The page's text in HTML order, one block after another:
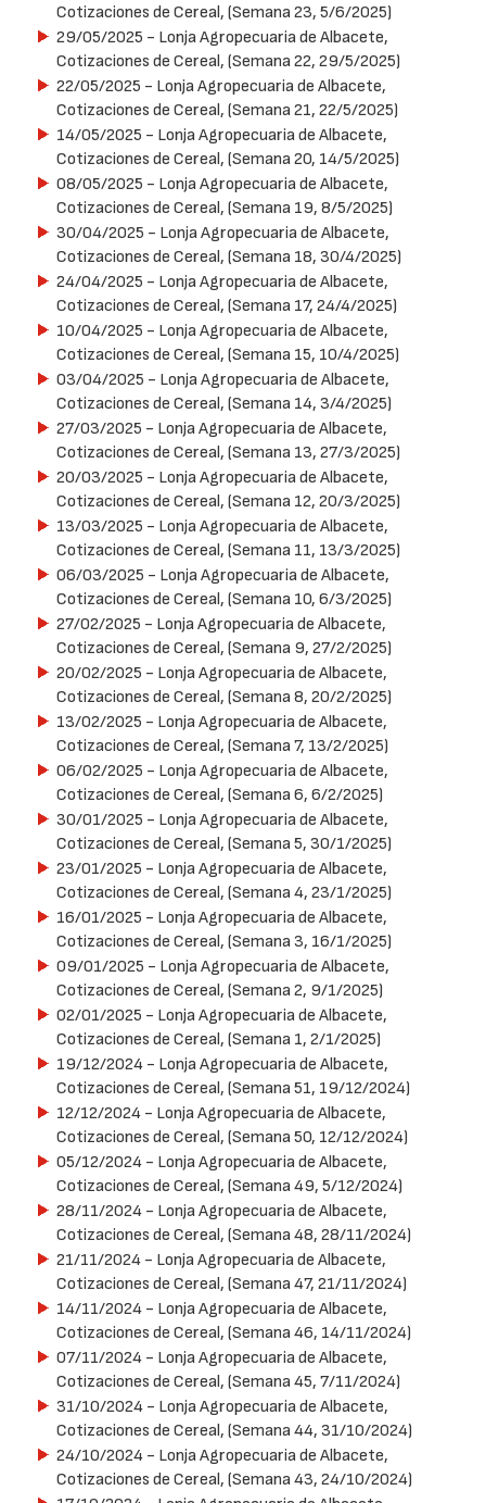
Cotizaciones de Cereal, (Semana 23, 5/6/2025)
29/05/2025 - Lonja Agropecuaria de Albacete,
Cotizaciones de Cereal, (Semana 22, 29/5/2025)
22/05/2025 - Lonja Agropecuaria de Albacete,
Cotizaciones de Cereal, (Semana 21, 22/5/2025)
14/05/2025 - Lonja Agropecuaria de Albacete,
Cotizaciones de Cereal, (Semana 20, 14/5/2025)
08/05/2025 - Lonja Agropecuaria de Albacete,
Cotizaciones de Cereal, (Semana 19, 8/5/2025)
30/04/2025 - Lonja Agropecuaria de Albacete,
Cotizaciones de Cereal, (Semana 18, 30/4/2025)
24/04/2025 - Lonja Agropecuaria de Albacete,
Cotizaciones de Cereal, (Semana 17, 24/4/2025)
10/04/2025 - Lonja Agropecuaria de Albacete,
Cotizaciones de Cereal, (Semana 15, 10/4/2025)
03/04/2025 - Lonja Agropecuaria de Albacete,
Cotizaciones de Cereal, (Semana 14, 3/4/2025)
27/03/2025 - Lonja Agropecuaria de Albacete,
Cotizaciones de Cereal, (Semana 13, 27/3/2025)
20/03/2025 - Lonja Agropecuaria de Albacete,
Cotizaciones de Cereal, (Semana 12, 20/3/2025)
13/03/2025 - Lonja Agropecuaria de Albacete,
Cotizaciones de Cereal, (Semana 11, 13/3/2025)
06/03/2025 - Lonja Agropecuaria de Albacete,
Cotizaciones de Cereal, (Semana 10, 6/3/2025)
27/02/2025 - Lonja Agropecuaria de Albacete,
Cotizaciones de Cereal, (Semana 9, 27/2/2025)
20/02/2025 - Lonja Agropecuaria de Albacete,
Cotizaciones de Cereal, (Semana 8, 20/2/2025)
13/02/2025 - Lonja Agropecuaria de Albacete,
Cotizaciones de Cereal, (Semana 7, 13/2/2025)
06/02/2025 - Lonja Agropecuaria de Albacete,
Cotizaciones de Cereal, (Semana 6, 6/2/2025)
30/01/2025 - Lonja Agropecuaria de Albacete,
Cotizaciones de Cereal, (Semana 5, 30/1/2025)
23/01/2025 - Lonja Agropecuaria de Albacete,
Cotizaciones de Cereal, (Semana 4, 23/1/2025)
16/01/2025 - Lonja Agropecuaria de Albacete,
Cotizaciones de Cereal, (Semana 3, 16/1/2025)
09/01/2025 - Lonja Agropecuaria de Albacete,
Cotizaciones de Cereal, (Semana 2, 9/1/2025)
02/01/2025 - Lonja Agropecuaria de Albacete,
Cotizaciones de Cereal, (Semana 1, 2/1/2025)
19/12/2024 - Lonja Agropecuaria de Albacete,
Cotizaciones de Cereal, (Semana 51, 19/12/2024)
12/12/2024 - Lonja Agropecuaria de Albacete,
Cotizaciones de Cereal, (Semana 50, 12/12/2024)
05/12/2024 - Lonja Agropecuaria de Albacete,
Cotizaciones de Cereal, (Semana 49, 5/12/2024)
28/11/2024 - Lonja Agropecuaria de Albacete,
Cotizaciones de Cereal, (Semana 48, 28/11/2024)
21/11/2024 - Lonja Agropecuaria de Albacete,
Cotizaciones de Cereal, (Semana 47, 21/11/2024)
14/11/2024 - Lonja Agropecuaria de Albacete,
Cotizaciones de Cereal, (Semana 46, 14/11/2024)
07/11/2024 - Lonja Agropecuaria de Albacete,
Cotizaciones de Cereal, (Semana 45, 7/11/2024)
31/10/2024 - Lonja Agropecuaria de Albacete,
Cotizaciones de Cereal, (Semana 44, 31/10/2024)
24/10/2024 - Lonja Agropecuaria de Albacete,
Cotizaciones de Cereal, (Semana 43, 24/10/2024)